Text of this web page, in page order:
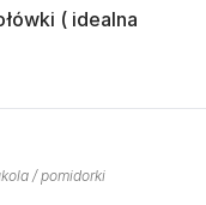
( idealna
/ pomidorki